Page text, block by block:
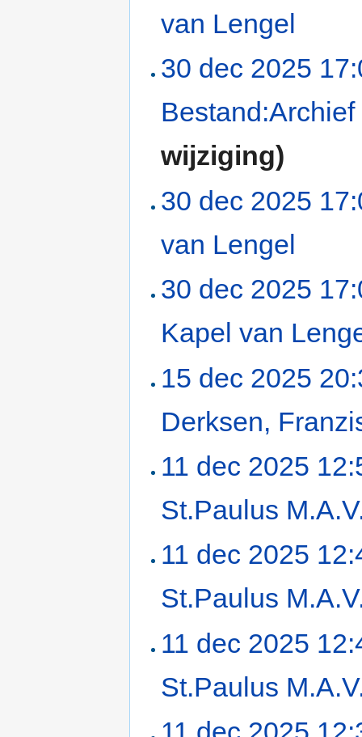
van Lengel
30 dec 2025
wijziging)
30 dec 2025
van Lengel
30 dec 2025
Kapel van
15 dec 2025
Derksen,
11 dec 2025
St.Paulus
11 dec 2025
St.Paulus
11 dec 2025
St.Paulus